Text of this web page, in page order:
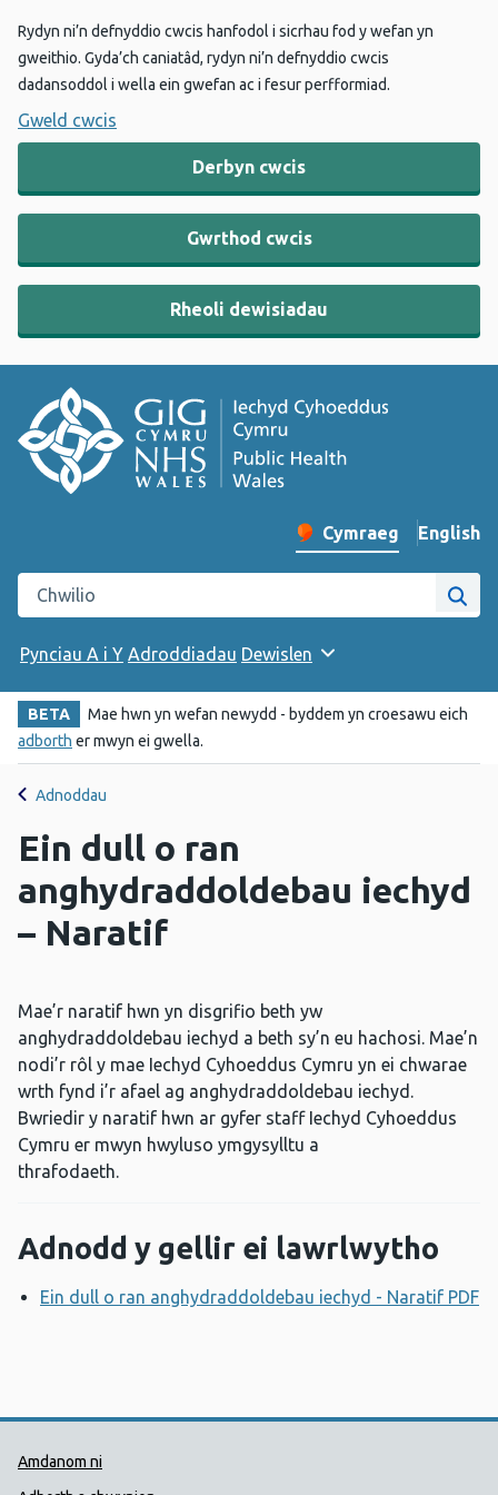
Rydyn ni’n defnyddio cwcis hanfodol i sicrhau fod y wefan yn
gweithio. Gyda’ch caniatâd, rydyn ni’n defnyddio cwcis
dadansoddol i wella ein gwefan ac i fesur perfformiad.
Gweld cwcis
Derbyn cwcis
Gwrthod cwcis
Rheoli dewisiadau
Newid iaith y wefan
Cymraeg English
–
Chwilio gwefan Iechyd Cyhoeddus Cymru
Pynciau A i Y Adroddiadau Dewislen
BETA
Mae hwn yn wefan newydd - byddem yn croesawu eich
adborth er mwyn ei gwella.
Adnoddau
Ein dull o ran
anghydraddoldebau iechyd
– Naratif
Mae’r naratif hwn yn disgrifio beth yw
anghydraddoldebau iechyd a beth sy’n eu hachosi. Mae’n
nodi’r rôl y mae Iechyd Cyhoeddus Cymru yn ei chwarae
wrth fynd i’r afael ag anghydraddoldebau iechyd.
Bwriedir y naratif hwn ar gyfer staff Iechyd Cyhoeddus
Cymru er mwyn hwyluso ymgysylltu a
thrafodaeth.
Adnodd y gellir ei lawrlwytho
Ein dull o ran anghydraddoldebau iechyd - Naratif PDF
Dolenni Cymorth Iechyd
Amdanom ni